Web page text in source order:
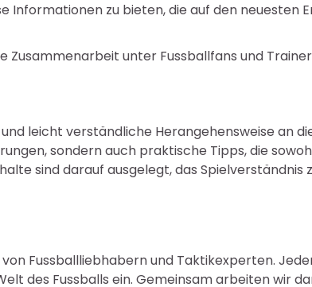
Informationen zu bieten, die auf den neuesten
Zusammenarbeit unter Fussballfans und
leicht verständliche Herangehensweise an
sondern auch praktische Tipps, die
sind darauf ausgelegt, das Spielverständnis
Fussballliebhabern und Taktikexperten.
des Fussballs ein. Gemeinsam arbeiten wir